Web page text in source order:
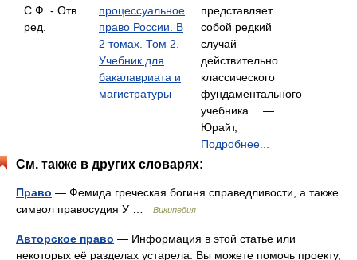
С.Ф. - Отв.
ред.
процессуальное
право России. В
2 томах. Том 2.
Учебник для
бакалавриата и
магистратуры
представляет
собой редкий
случай
действительно
классического
фундаментального
учебника… —
Юрайт,
Подробнее...
См. также в других словарях:
Право — Фемида греческая богиня справедливости, а также
символ правосудия У …
Википедия
Авторское право — Информация в этой статье или
некоторых её разделах устарела. Вы можете помочь проекту,